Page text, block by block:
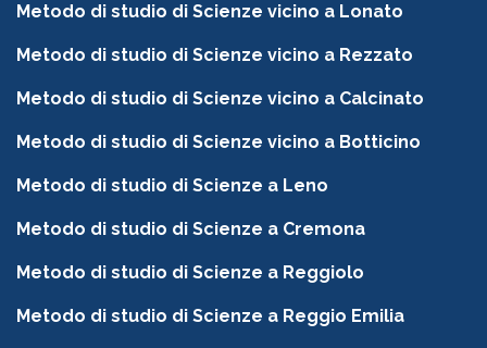
Metodo di studio di Scienze vicino a Lonato
Metodo di studio di Scienze vicino a Rezzato
Metodo di studio di Scienze vicino a Calcinato
Metodo di studio di Scienze vicino a Botticino
Metodo di studio di Scienze a Leno
Metodo di studio di Scienze a Cremona
Metodo di studio di Scienze a Reggiolo
Metodo di studio di Scienze a Reggio Emilia